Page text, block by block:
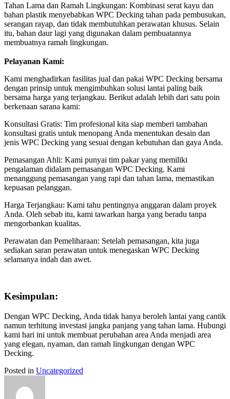
Tahan Lama dan Ramah Lingkungan: Kombinasi serat kayu dan
bahan plastik menyebabkan WPC Decking tahan pada pembusukan,
serangan rayap, dan tidak membutuhkan perawatan khusus. Selain
itu, bahan daur lagi yang digunakan dalam pembuatannya
membuatnya ramah lingkungan.
Pelayanan Kami:
Kami menghadirkan fasilitas jual dan pakai WPC Decking bersama
dengan prinsip untuk mengimbuhkan solusi lantai paling baik
bersama harga yang terjangkau. Berikut adalah lebih dari satu poin
berkenaan sarana kami:
Konsultasi Gratis: Tim profesional kita siap memberi tambahan
konsultasi gratis untuk menopang Anda menentukan desain dan
jenis WPC Decking yang sesuai dengan kebutuhan dan gaya Anda.
Pemasangan Ahli: Kami punyai tim pakar yang memiliki
pengalaman didalam pemasangan WPC Decking. Kami
menanggung pemasangan yang rapi dan tahan lama, memastikan
kepuasan pelanggan.
Harga Terjangkau: Kami tahu pentingnya anggaran dalam proyek
Anda. Oleh sebab itu, kami tawarkan harga yang beradu tanpa
mengorbankan kualitas.
Perawatan dan Pemeliharaan: Setelah pemasangan, kita juga
sediakan saran perawatan untuk menegaskan WPC Decking
selamanya indah dan awet.
Kesimpulan:
Dengan WPC Decking, Anda tidak hanya beroleh lantai yang cantik
namun terhitung investasi jangka panjang yang tahan lama. Hubungi
kami hari ini untuk membuat perubahan area Anda menjadi area
yang elegan, nyaman, dan ramah lingkungan dengan WPC
Decking.
Posted in Uncategorized